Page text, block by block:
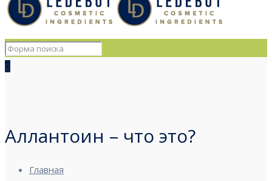
0
Аллантоин – что это?
Главная